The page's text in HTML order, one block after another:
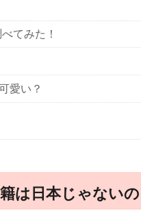
てみた！
愛い？
は日本じゃないの